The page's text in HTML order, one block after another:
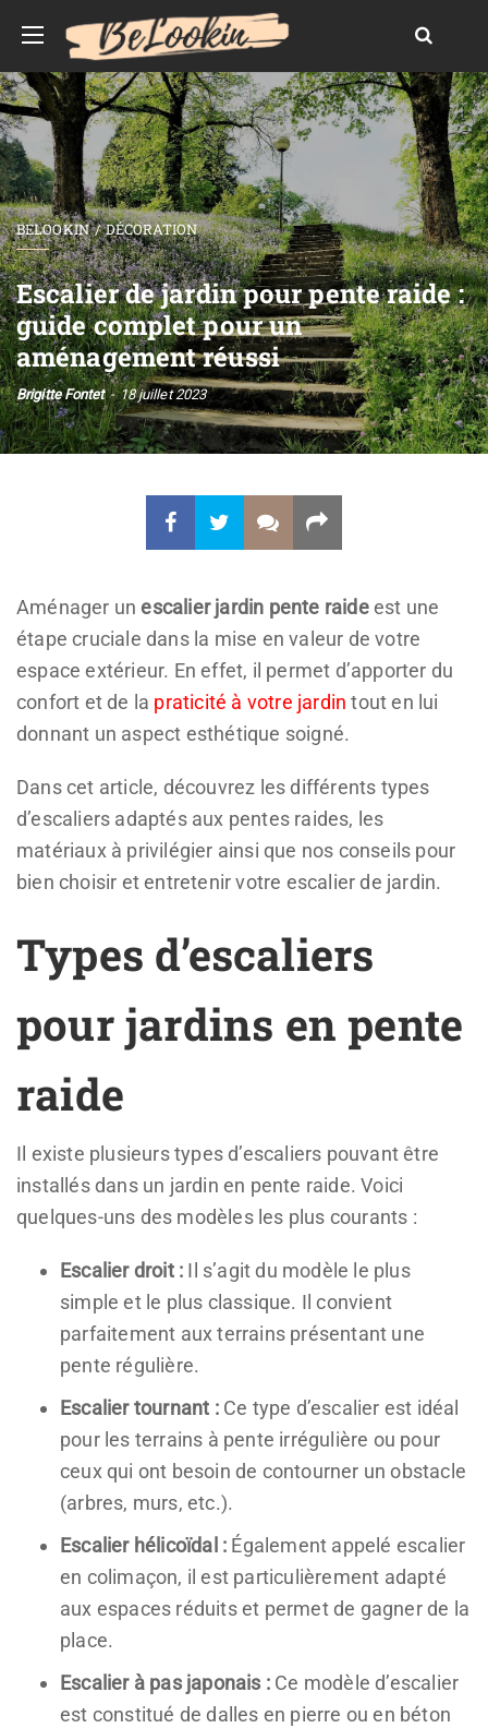
BELOOKIN DÉCORATION
Escalier de jardin pour pente raide :
guide complet pour un
aménagement réussi
Brigitte Fontet 18 juillet 2023
Aménager unescalier jardin pente raideest une
étape cruciale dans la mise en valeur de votre
espace extérieur. En effet, il permet d’apporter du
confort et de la praticité à votre jardin tout en lui
donnant un aspect esthétique soigné.
Dans cet article, découvrez les différents types
d’escaliers adaptés aux pentes raides, les
matériaux à privilégier ainsi que nos conseils pour
bien choisir et entretenir votre escalier de jardin.
Types d’escaliers
pour jardins en pente
raide
Il existe plusieurs types d’escaliers pouvant être
installés dans un jardin en pente raide. Voici
quelques-uns des modèles les plus courants :
Escalier droit : Il s’agit du modèle le plus
simple et le plus classique. Il convient
parfaitement aux terrains présentant une
pente régulière.
Escalier tournant :Ce type d’escalier est idéal
pour les terrains à pente irrégulière ou pour
ceux qui ont besoin de contourner un obstacle
(arbres, murs, etc.).
Escalier hélicoïdal : Également appelé escalier
en colimaçon, il est particulièrement adapté
aux espaces réduits et permet de gagner de la
place.
Escalier à pas japonais : Ce modèle d’escalier
est constitué de dalles en pierre ou en béton